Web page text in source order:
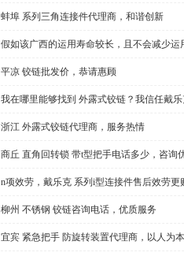
蚌埠 系列三角连接件代理商，和谐创新
假如该广西的运用寿命较长，且不会减少
平凉 铰链批发价，恭请惠顾
我在哪里能够找到 外露式铰链？我信任戴
浙江 外露式铰链代理商，服务热情
商丘 直角回转锁 带t型把手电话多少，咨询
n项效劳，戴乐克 系列i型连接件售后效劳更
柳州 不锈钢 铰链咨询电话，优质服务
宜宾 紧急把手 防旋转装置代理商，以人为本